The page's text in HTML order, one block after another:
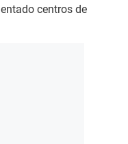
centros de